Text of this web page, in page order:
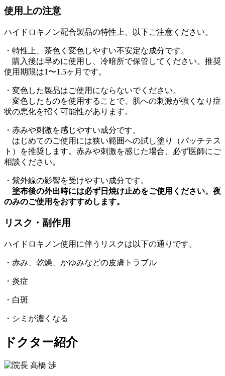
使用上の注意
ハイドロキノン配合製品の特性上、以下ご注意ください。
・特性上、茶色く変色しやすい不安定な成分です。
購入後は早めに使用し、冷暗所で保管してください。推奨
使用期限は1〜1.5ヶ月です。
・変色した製品はご使用にならないでください。
変色したものを使用することで、肌への刺激が強くなり症
状の悪化を招く可能性があります。
・赤みや刺激を感じやすい成分です。
はじめてのご使用には狭い範囲への試し塗り（パッチテス
ト）を推奨します。赤みや刺激を感じた場合、必ず医師にご
相談ください。
・紫外線の影響を受けやすい成分です。
塗布後の外出時には必ず日焼け止めをご使用ください。夜
のみのご使用をおすすめします。
リスク・副作用
ハイドロキノン使用に伴うリスクは以下の通りです。
・赤み、乾燥、かゆみなどの皮膚トラブル
・炎症
・白斑
・シミが濃くなる
ドクター紹介